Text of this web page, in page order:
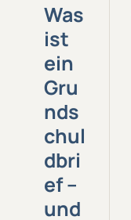
Was
ist
ein
Gru
nds
chul
dbri
ef –
und